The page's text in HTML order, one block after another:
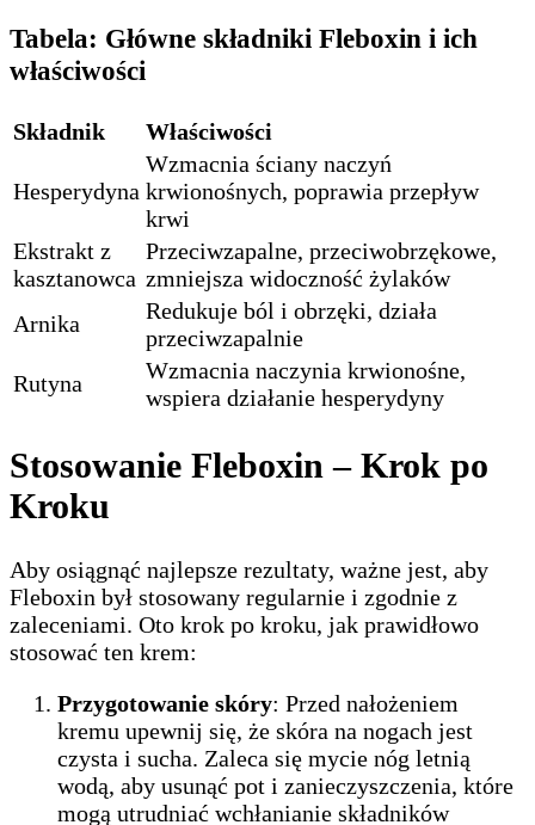
Tabela: Główne składniki Fleboxin i ich
właściwości
Składnik Właściwości
Hesperydyna
Wzmacnia ściany naczyń
krwionośnych, poprawia przepływ
krwi
Ekstrakt z
kasztanowca
Przeciwzapalne, przeciwobrzękowe,
zmniejsza widoczność żylaków
Arnika
Redukuje ból i obrzęki, działa
przeciwzapalnie
Rutyna
Wzmacnia naczynia krwionośne,
wspiera działanie hesperydyny
Stosowanie Fleboxin – Krok po
Kroku
Aby osiągnąć najlepsze rezultaty, ważne jest, aby
Fleboxin był stosowany regularnie i zgodnie z
zaleceniami. Oto krok po kroku, jak prawidłowo
stosować ten krem:
Przygotowanie skóry: Przed nałożeniem
kremu upewnij się, że skóra na nogach jest
czysta i sucha. Zaleca się mycie nóg letnią
wodą, aby usunąć pot i zanieczyszczenia, które
mogą utrudniać wchłanianie składników